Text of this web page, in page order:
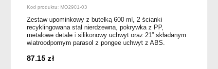
Kod produktu: MO2901-03
Zestaw upominkowy z butelką 600 ml, 2 ścianki
recyklingowana stal nierdzewna, pokrywka z PP,
metalowe detale i silikonowy uchwyt oraz 21” składanym
wiatroodpornym parasol z pongee uchwyt z ABS.
87.15zł